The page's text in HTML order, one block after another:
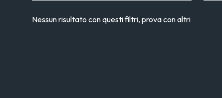
Nessun risultato con questi filtri, prova con altri